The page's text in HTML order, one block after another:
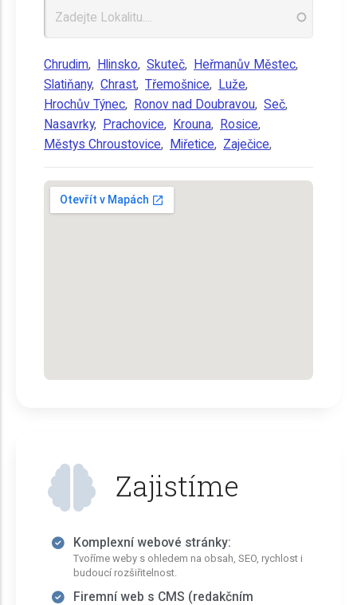
Chrudim, Hlinsko, Skuteč, Heřmanův Městec,
Slatiňany, Chrast, Třemošnice, Luže,
Hrochův Týnec, Ronov nad Doubravou, Seč,
Nasavrky, Prachovice, Krouna, Rosice,
Městys Chroustovice, Miřetice, Zaječice,
Zajistíme
Komplexní webové stránky:
Tvoříme weby s ohledem na obsah, SEO, rychlost i
budoucí rozšiřitelnost.
Firemní web s CMS (redakčním